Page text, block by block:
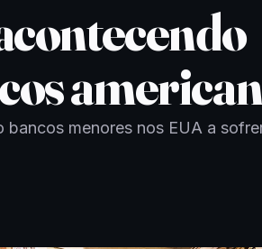
menores nos EUA a